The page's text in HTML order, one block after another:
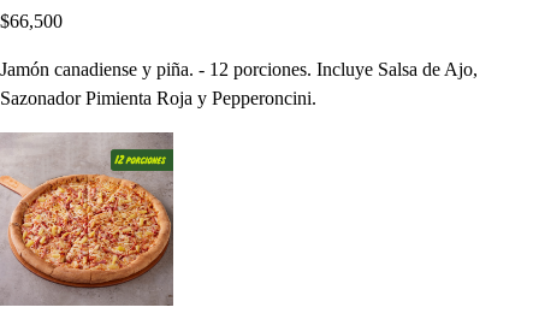
$66,500
Jamón canadiense y piña. - 12 porciones. Incluye Salsa de Ajo,
Sazonador Pimienta Roja y Pepperoncini.